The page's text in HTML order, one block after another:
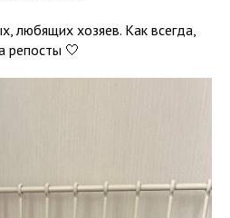
любящих хозяев. Как всегда,
репосты 🤍